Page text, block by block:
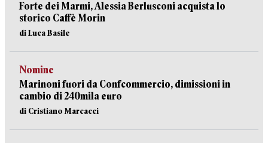
Forte dei Marmi, Alessia Berlusconi acquista lo
storico Caffè Morin
di Luca Basile
Nomine
Marinoni fuori da Confcommercio, dimissioni in
cambio di 240mila euro
di Cristiano Marcacci